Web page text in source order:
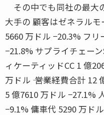
その中でも同社の最大
大手の 顧客はゼネラル
5660 万ドル −20.3% フ
−21.8% サプライチェー
ィケーティッドCC 1 億
万ドル ―― 営業経費合計
5 億7610 万ドル −27.1%
−9.1% 傭車代 5290 万ド